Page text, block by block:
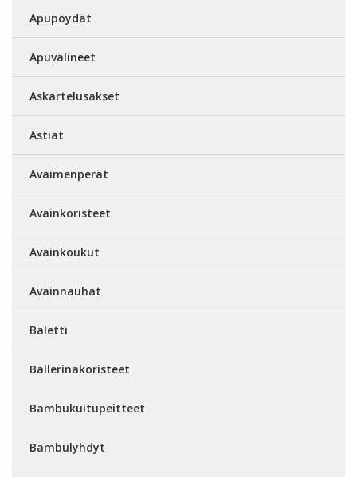
Apupöydät
Apuvälineet
Askartelusakset
Astiat
Avaimenperät
Avainkoristeet
Avainkoukut
Avainnauhat
Baletti
Ballerinakoristeet
Bambukuitupeitteet
Bambulyhdyt